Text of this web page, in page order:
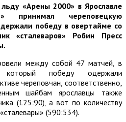
«Арены 2000» в Ярославле
принимал череповецкую
победу в овертайме со
«сталеваров» Робин Пресс
между собой 47 матчей, в
победу одержали
череповчан, соответственно,
шайбам ярославцы также
(125:90), а вот по количеству
(590:534).